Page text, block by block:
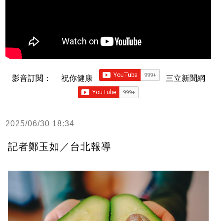
影音訂閱： 祝你健康 三立新聞網
2025/06/30 18:34
記者鄭玉如／台北報導